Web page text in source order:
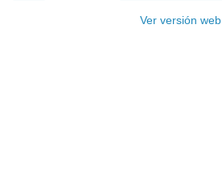
Ver versión web